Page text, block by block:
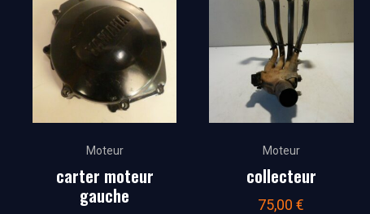
Moteur
carter moteur
gauche
Moteur
collecteur
75,00€